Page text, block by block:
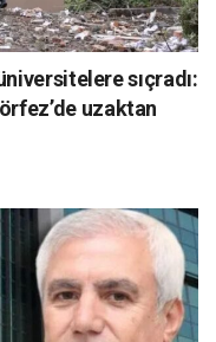
sıçradı:
uzaktan